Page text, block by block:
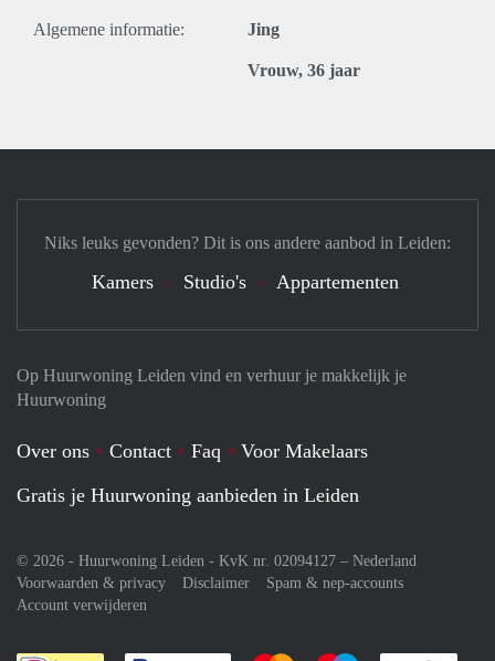
Algemene informatie: Jing
Vrouw, 36 jaar
Op Huurwoning Leiden vind en verhuur je makkelijk je
Huurwoning
Over ons Contact Faq
Voor Makelaars
Gratis je Huurwoning aanbieden in Leiden
© 2026 - Huurwoning Leiden - KvK nr. 02094127 – Nederland
Voorwaarden & privacy
Disclaimer
Spam & nep-accounts
Account verwijderen
Niks leuks gevonden? Dit is ons andere aanbod in Leiden:
Kamers Studio's Appartementen